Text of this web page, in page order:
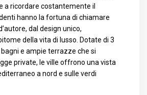
a ricordare costantemente il
hanno la fortuna di chiamare
dal design unico,
della vita di lusso. Dotate di 3
e ampie terrazze che si
private, le ville offrono una vista
a nord e sulle verdi